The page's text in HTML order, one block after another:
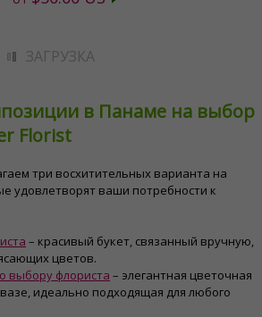
ЗАГРУЗКА
в Панаме на выбор
​​Florist
три восхитительных варианта на
удовлетворят ваши потребности к
– красивый букет, связанный вручную,
цветов.
выбору флориста – элегантная цветочная
идеально подходящая для любого